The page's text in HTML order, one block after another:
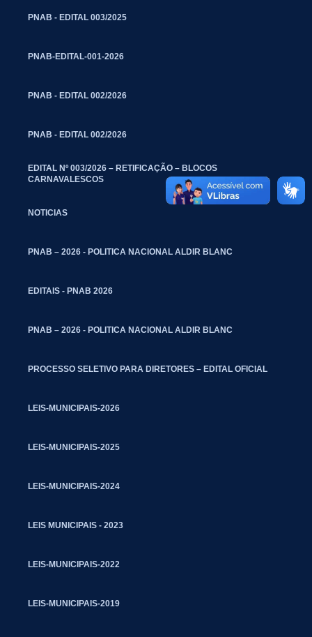
PNAB - EDITAL 003/2025
PNAB-EDITAL-001-2026
PNAB - EDITAL 002/2026
PNAB - EDITAL 002/2026
EDITAL Nº 003/2026 – RETIFICAÇÃO – BLOCOS
CARNAVALESCOS
NOTICIAS
PNAB – 2026 - POLITICA NACIONAL ALDIR BLANC
EDITAIS - PNAB 2026
PNAB – 2026 - POLITICA NACIONAL ALDIR BLANC
PROCESSO SELETIVO PARA DIRETORES – EDITAL OFICIAL
LEIS-MUNICIPAIS-2026
LEIS-MUNICIPAIS-2025
LEIS-MUNICIPAIS-2024
LEIS MUNICIPAIS - 2023
LEIS-MUNICIPAIS-2022
LEIS-MUNICIPAIS-2019